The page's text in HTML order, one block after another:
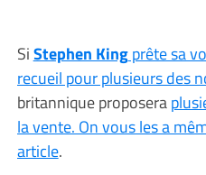
SiStephen Kingprête sa
recueil pour plusieurs des
britannique proposera
la vente. On vous les a
article.